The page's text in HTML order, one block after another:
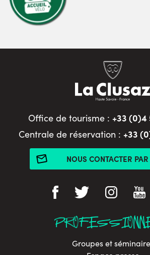
Office de tourisme : +33 (0)4
Centrale de réservation : +33
NOUS CONTACTER
Groupes et